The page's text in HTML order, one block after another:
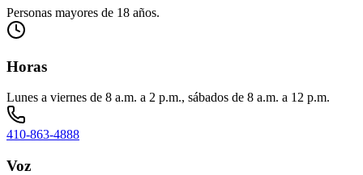
Personas mayores de 18 años.
Horas
Lunes a viernes de 8 a.m. a 2 p.m., sábados de 8 a.m. a 12 p.m.
410-863-4888
Voz